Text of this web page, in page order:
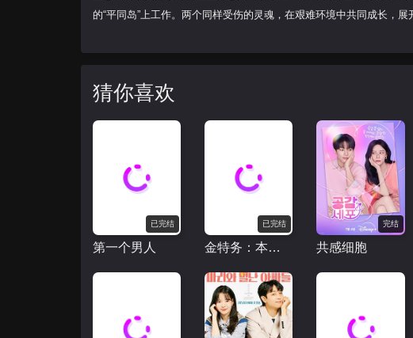
的“平同岛”上工作。两个同样受伤的灵魂，在艰难环境中共同成长
猜你喜欢
已完结
第一个男人
已完结
金特务：本色回归
完结
共感细胞